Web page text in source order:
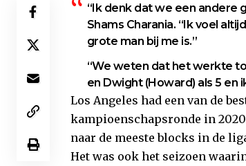
“Ik denk dat we een andere
Shams Charania. “Ik voel
grote man bij me is.”
“We weten dat het werkte
en Dwight (Howard) als 5 en
Los Angeles had een van de
kampioenschapsronde in
naar de meeste blocks in de
Het was ook het seizoen